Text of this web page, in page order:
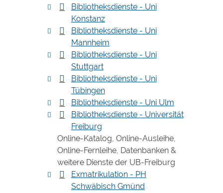
Bibliotheksdienste - Uni
Konstanz
Bibliotheksdienste - Uni
Mannheim
Bibliotheksdienste - Uni
Stuttgart
Bibliotheksdienste - Uni
Tübingen
Bibliotheksdienste - Uni Ulm
Bibliotheksdienste - Universität
Freiburg
Online-Katalog, Online-Ausleihe,
Online-Fernleihe, Datenbanken &
weitere Dienste der UB-Freiburg
Exmatrikulation - PH
Schwäbisch Gmünd